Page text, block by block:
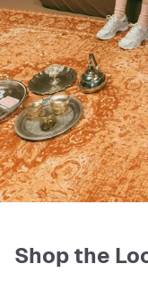
Shop the